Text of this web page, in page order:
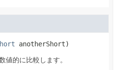
anotherShort)
値的に比較します。